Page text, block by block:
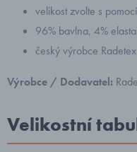
velikost zvolte s
96% bavlna, 4%
český výrobce Radetex
Výrobce / Dodavatel:
Velikostní